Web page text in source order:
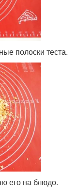
полоски теста.
его на блюдо.